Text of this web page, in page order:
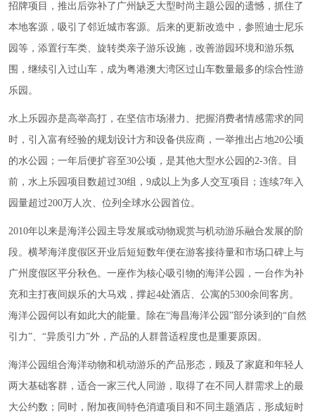
招牌项目，推出后弥补了广州缺乏大型时尚主题公园的遗憾，抓住了
本地客源，吸引了邻近城市客源。后来的更新改造中，参照迪士尼乐
园等，添置行车类、旋转类亲子游乐设施，改善游园环境和游乐氛
围，继续引入过山车，成为粤港澳大湾区过山车数量最多的综合性游
乐园。
水上乐园亦是高举高打，在坚信市场潜力、把握消费者情感需求的同
时，引入富有经验的规划设计方和设备供应商，一举推出占地20公顷
的水公园；一年后便扩容至30公顷，是其他大型水公园的2-3倍。目
前，水上乐园项目数超过30组，9成以上为多人交互项目；连续7年入
园量超过200万人次、位列全球水公园首位。
2010年以来是海洋公园主导发展或动物观赏与机动游乐融合发展的阶
段。横琴海洋度假区开业后短短数年便在游客接待量和市场口碑上与
广州度假区平分秋色。一座作为核心吸引物的海洋公园，一台作为补
充和主打夜间娱乐的大马戏，撑起4处酒店、公寓的5300余间客房。
海洋公园何以有如此大的能量。除在“海昌海洋公园”部分谈到的“自然
引力”、“异质引力”外，产品的人群普适程度也是重要原因。
海洋公园组合海洋动物和机动游乐的产品形态，顾及了家庭和年轻人
两大基础客群，适合一家三代人同游，取得了在不同人群需求上的最
大公约数；同时，附加夜间特色消遣项目和不同主题酒店，形成短时